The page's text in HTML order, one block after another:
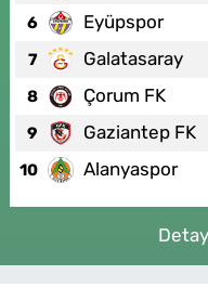
6 Eyüpspor
7 Galatasaray
8 Çorum FK
9 Gaziantep FK
10 Alanyaspor